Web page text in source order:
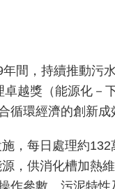
間，持續推動
越獎（能源化
環經濟的創新
，每日處理約
，供消化槽加熱
作參數、污泥特